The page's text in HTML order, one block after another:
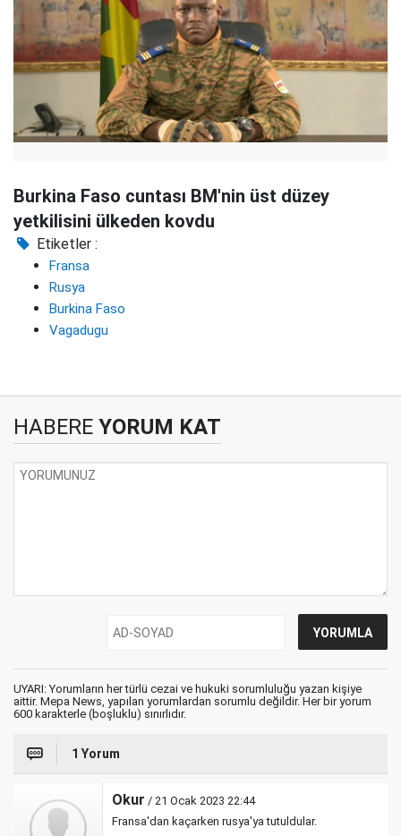
Burkina Faso cuntası BM'nin üst düzey
yetkilisini ülkeden kovdu
Etiketler :
Fransa
Rusya
Burkina Faso
Vagadugu
HABERE YORUM KAT
UYARI: Yorumların her türlü cezai ve hukuki sorumluluğu yazan kişiye
aittir. Mepa News, yapılan yorumlardan sorumlu değildir. Her bir yorum
600 karakterle (boşluklu) sınırlıdır.
1 Yorum
Okur / 21 Ocak 2023 22:44
Fransa'dan kaçarken rusya'ya tutuldular.